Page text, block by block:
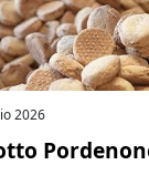
2026